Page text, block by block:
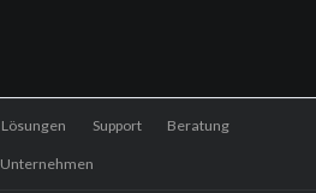
Lösungen Support Beratung
Unternehmen